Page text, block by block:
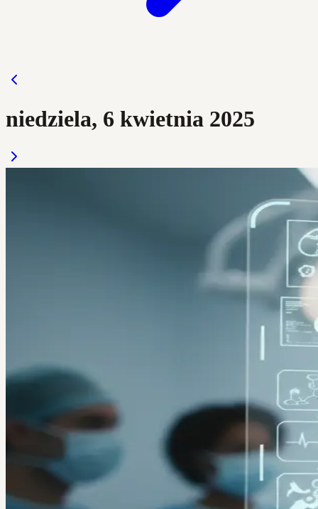
niedziela, 6 kwietnia 2025